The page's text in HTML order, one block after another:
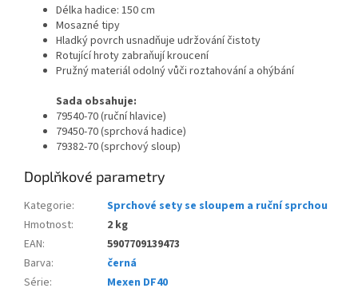
Délka hadice: 150 cm
Mosazné tipy
Hladký povrch usnadňuje udržování čistoty
Rotující hroty zabraňují kroucení
Pružný materiál odolný vůči roztahování a ohýbání
Sada obsahuje:
79540-70 (ruční hlavice)
79450-70 (sprchová hadice)
79382-70 (sprchový sloup)
Doplňkové parametry
Kategorie:
Sprchové sety se sloupem a ruční sprchou
Hmotnost:
2 kg
EAN:
5907709139473
Barva:
černá
Série:
Mexen DF40